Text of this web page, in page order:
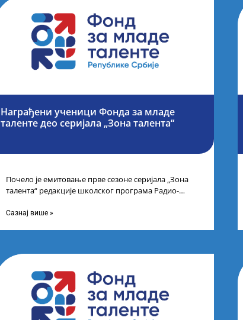
Награђени ученици Фонда за младе
таленте део серијала „Зона талента“
Почело је емитовање прве сезоне серијала „Зона
талента“ редакције школског програма Радио-
каналу
Сазнај више »